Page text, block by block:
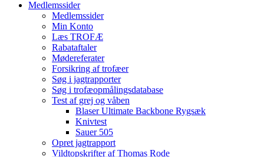
Medlemssider
Medlemssider
Min Konto
Læs TROFÆ
Rabataftaler
Mødereferater
Forsikring af trofæer
Søg i jagtrapporter
Søg i trofæopmålingsdatabase
Test af grej og våben
Blaser Ultimate Backbone Rygsæk
Knivtest
Sauer 505
Opret jagtrapport
Vildtopskrifter af Thomas Rode